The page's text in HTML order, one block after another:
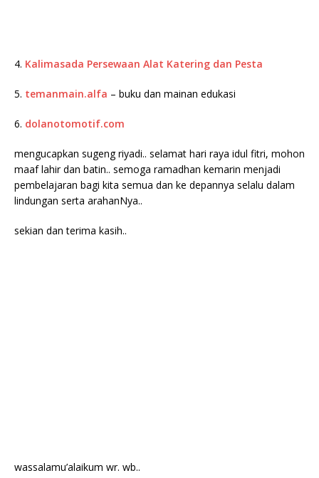
4. Kalimasada Persewaan Alat Katering dan Pesta
5. temanmain.alfa – buku dan mainan edukasi
6. dolanotomotif.com
mengucapkan sugeng riyadi.. selamat hari raya idul fitri, mohon
maaf lahir dan batin.. semoga ramadhan kemarin menjadi
pembelajaran bagi kita semua dan ke depannya selalu dalam
lindungan serta arahanNya..
sekian dan terima kasih..
wassalamu’alaikum wr. wb..